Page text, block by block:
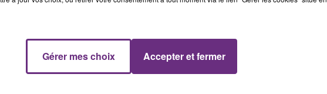
FM
19h15 - 20h00
Gérer mes choix Accepter et fermer